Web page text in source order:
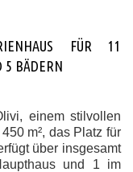
FÜR 11
5 BÄDERN
einem stilvollen
m², das Platz für
über insgesamt
und 1 im